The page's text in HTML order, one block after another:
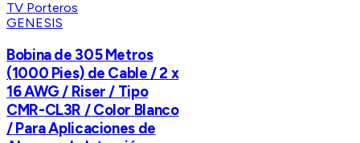
GENESIS
Bobina de 305 Metros
(1000 Pies) de Cable / 2 x
16 AWG / Riser / Tipo
CMR-CL3R / Color Blanco
/ Para Aplicaciones de